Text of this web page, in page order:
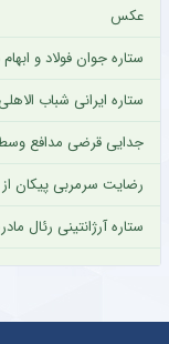
عکس
ستاره جوان فولاد و
ستاره ایرانی شباب
جدایی قرضی مدافع
رضایت سرمربی پیکان
ستاره آرژانتینی رئال